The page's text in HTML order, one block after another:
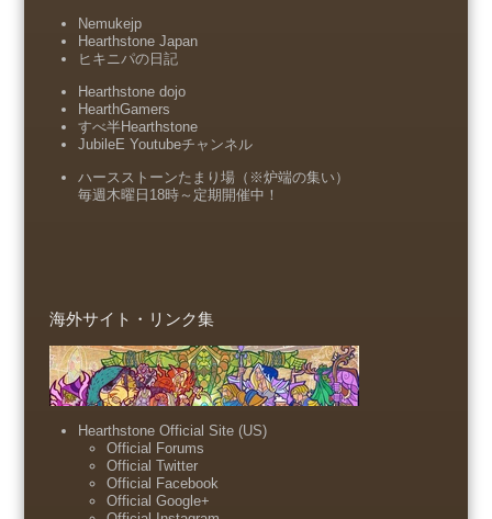
Nemukejp
Hearthstone Japan
ヒキニパの日記
Hearthstone dojo
HearthGamers
すべ半Hearthstone
JubileE Youtubeチャンネル
ハースストーンたまり場（※炉端の集い）
毎週木曜日18時～定期開催中！
海外サイト・リンク集
Hearthstone Official Site (US)
Official Forums
Official Twitter
Official Facebook
Official Google+